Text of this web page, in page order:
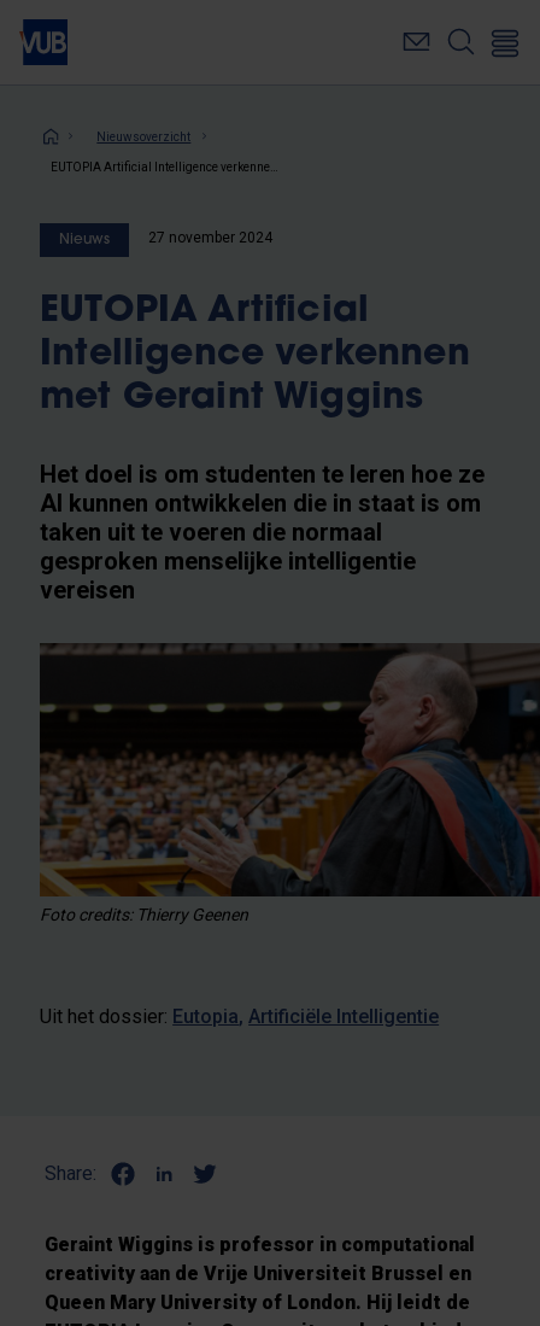
Overslaan
naar
inhoudKruimelpad
Nieuwsoverzicht
Nieuws 27 november 2024
EUTOPIA Artificial
Intelligence verkennen
met Geraint Wiggins
Het doel is om studenten te leren hoe ze
AI kunnen ontwikkelen die in staat is om
taken uit te voeren die normaal
gesproken menselijke intelligentie
vereisen
Foto credits: Thierry Geenen
Uit het dossier: Eutopia Artificiële Intelligentie
Share:
Geraint Wiggins is professor in computational
creativity aan de Vrije Universiteit Brussel en
Queen Mary University of London. Hij leidt de